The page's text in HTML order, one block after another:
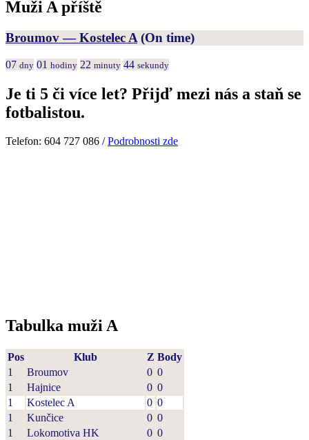
Muži A příště
Broumov — Kostelec A (On time)
07 dny 01 hodiny 22 minuty 44 sekundy
Je ti 5 či více let? Přijď mezi nás a staň se
fotbalistou.
Telefon: 604 727 086 /Podrobnosti zde
Tabulka muži A
Pos Klub Z Body
1
Broumov 0 0
1
Hajnice 0 0
1
Kostelec A 0 0
1
Kunčice 0 0
1
Lokomotiva HK 0 0